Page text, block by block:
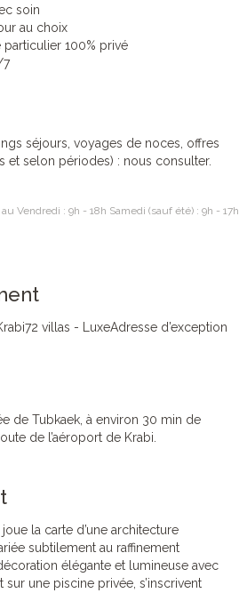
soin
au choix
particulier 100% privé
7
séjours, voyages de noces, offres
et selon périodes) : nous consulter.
Vendredi : 9h - 18h Samedi (sauf été) : 9h - 17h
villas - LuxeAdresse d’exception
de Tubkaek, à environ 30 min de
de l’aéroport de Krabi.
la carte d’une architecture
subtilement au raffinement
élégante et lumineuse avec
une piscine privée, s’inscrivent